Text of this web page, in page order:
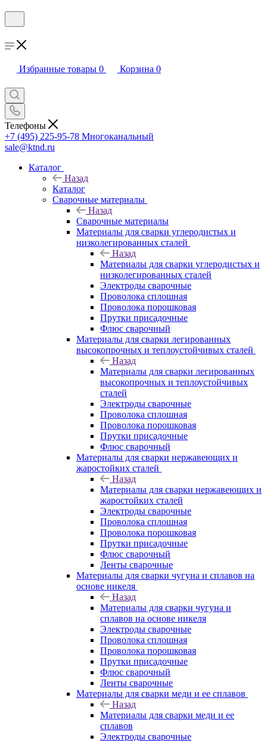
Избранные товары 0 Корзина 0
Телефоны
+7 (495) 225-95-78 Многоканальный
sale@ktnd.ru
Каталог
Назад
Каталог
Сварочные материалы
Назад
Сварочные материалы
Материалы для сварки углеродистых и
низколегированных сталей
Назад
Материалы для сварки углеродистых и
низколегированных сталей
Электроды сварочные
Проволока сплошная
Проволока порошковая
Прутки присадочные
Флюс сварочный
Материалы для сварки легированных
высокопрочных и теплоустойчивых сталей
Назад
Материалы для сварки легированных
высокопрочных и теплоустойчивых
сталей
Электроды сварочные
Проволока сплошная
Проволока порошковая
Прутки присадочные
Флюс сварочный
Материалы для сварки нержавеющих и
жаростойких сталей
Назад
Материалы для сварки нержавеющих и
жаростойких сталей
Электроды сварочные
Проволока сплошная
Проволока порошковая
Прутки присадочные
Флюс сварочный
Ленты сварочные
Материалы для сварки чугуна и сплавов на
основе никеля
Назад
Материалы для сварки чугуна и
сплавов на основе никеля
Электроды сварочные
Проволока сплошная
Проволока порошковая
Прутки присадочные
Флюс сварочный
Ленты сварочные
Материалы для сварки меди и ее сплавов
Назад
Материалы для сварки меди и ее
сплавов
Электроды сварочные